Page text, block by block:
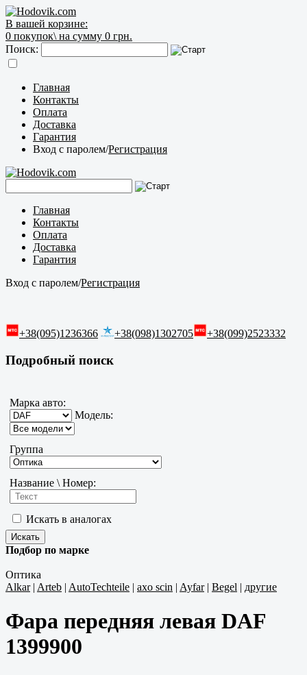
В вашей корзине:
0 покупок\ на сумму 0 грн.
Поиск:
Главная
Контакты
Оплата
Доставка
Гарантия
Вход с паролем/Регистрация
Главная
Контакты
Оплата
Доставка
Гарантия
Вход с паролем/Регистрация
+38(095)1236366 +38(098)1302705 +38(099)2523332
Подробный поиск
Марка авто:
Модель:
Группа
Название \ Номер:
Искать в аналогах
Подбор по марке
Оптика
Alkar| Arteb | AutoTechteile | axo scin | Ayfar| Begel | другие
Фара передняя левая DAF
1399900